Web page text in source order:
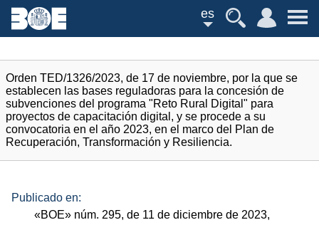
es
Orden TED/1326/2023, de 17 de noviembre, por la que se
establecen las bases reguladoras para la concesión de
subvenciones del programa "Reto Rural Digital" para
proyectos de capacitación digital, y se procede a su
convocatoria en el año 2023, en el marco del Plan de
Recuperación, Transformación y Resiliencia.
Publicado en:
«BOE» núm. 295, de 11 de diciembre de 2023,